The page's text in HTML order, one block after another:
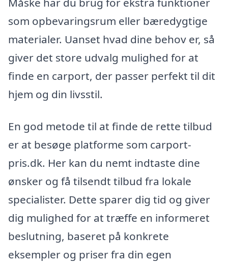
som opbevaringsrum eller bæredygtige
materialer. Uanset hvad dine behov er, så
giver det store udvalg mulighed for at
finde en carport, der passer perfekt til dit
hjem og din livsstil.
En god metode til at finde de rette tilbud
er at besøge platforme som carport-
pris.dk. Her kan du nemt indtaste dine
ønsker og få tilsendt tilbud fra lokale
specialister. Dette sparer dig tid og giver
dig mulighed for at træffe en informeret
beslutning, baseret på konkrete
eksempler og priser fra din egen